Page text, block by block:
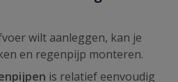
wilt aanleggen, kan je
en regenpijp monteren.
is relatief eenvoudig